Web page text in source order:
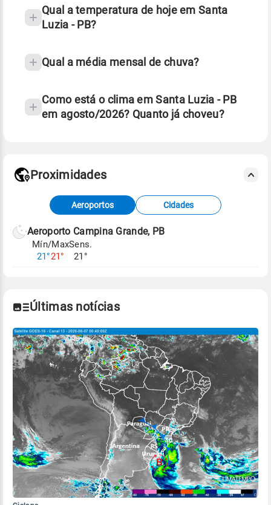
Qual a temperatura de hoje em Santa
Luzia - PB?
Qual a média mensal de chuva?
Como está o clima em Santa Luzia - PB
em agosto/2026? Quanto já choveu?
Fonte: dados combinados de estações
meteorológicas e satélite do Centro de Previsão
de Tempo e Estudos Climáticos (CPTEC).
Para obter mais informações sobre os dados
Proximidades
Aeroportos Cidades
Aeroporto Campina Grande, PB
Mín/Max
21°21°
Sens.
21°
Últimas notícias